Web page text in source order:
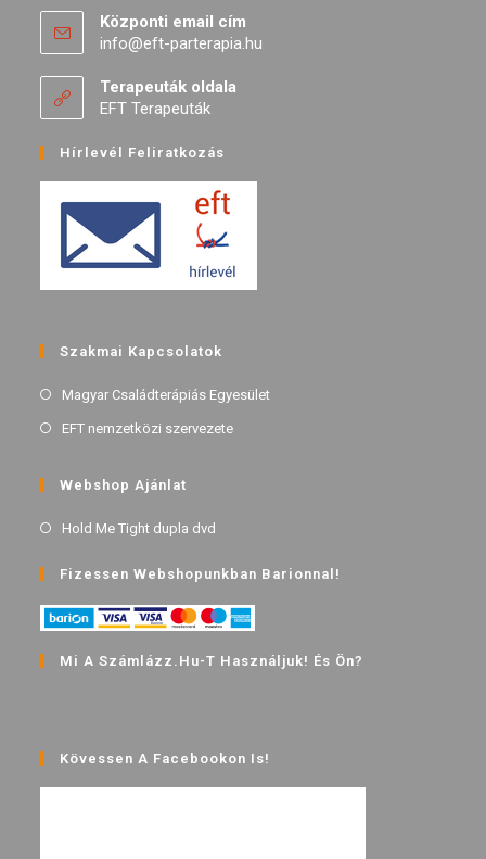
Központi email cím
info@eft-parterapia.hu
Terapeuták oldala
EFT Terapeuták
Hírlevél Feliratkozás
Szakmai Kapcsolatok
Magyar Családterápiás Egyesület
EFT nemzetközi szervezete
Webshop Ajánlat
Hold Me Tight dupla dvd
Fizessen Webshopunkban Barionnal!
Mi A Számlázz.hu-T Használjuk! És Ön?
Kövessen A Facebookon Is!